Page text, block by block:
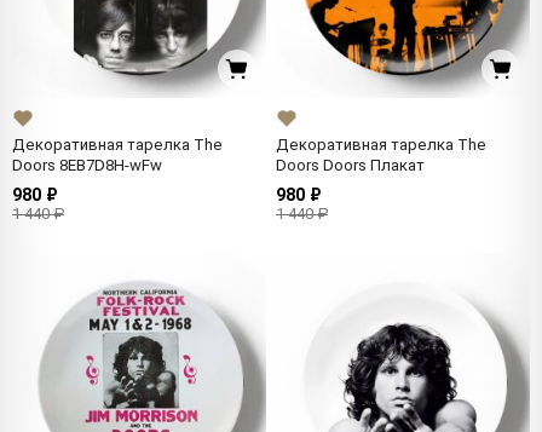
Декоративная тарелка The
Doors 8EB7D8H-wFw
980 ₽
1 440 ₽
Декоративная тарелка The
Doors Doors Плакат
980 ₽
1 440 ₽